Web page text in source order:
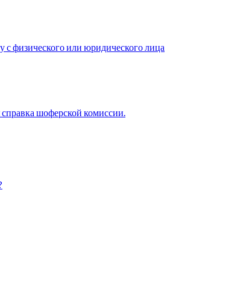
с физического или юридического лица
шоферской комиссии.